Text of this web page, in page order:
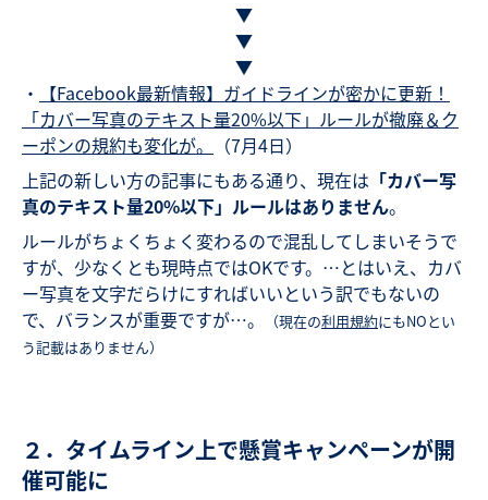
▼
▼
▼
・
【Facebook最新情報】ガイドラインが密かに更新！
「カバー写真のテキスト量20%以下」ルールが撤廃＆ク
ーポンの規約も変化が。
（7月4日）
上記の新しい方の記事にもある通り、現在は 「カバー写
真のテキスト量20%以下」ルールはありません。
ルールがちょくちょく変わるので混乱してしまいそうで
すが、少なくとも現時点ではOKです。…とはいえ、カバ
ー写真を文字だらけにすればいいという訳でもないの
で、バランスが重要ですが…。
（現在の利用規約にもNOとい
う記載はありません）
２．タイムライン上で懸賞キャンペーンが開
催可能に